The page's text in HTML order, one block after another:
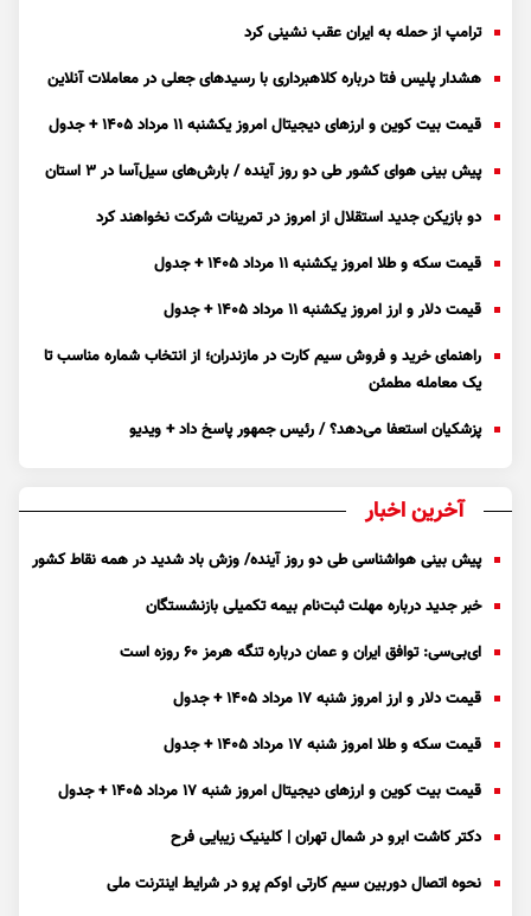
ترامپ از حمله به ایران عقب نشینی کرد
هشدار پلیس فتا درباره کلاهبرداری با رسید‌های جعلی در معاملات آنلاین
قیمت بیت کوین و ارز‌های دیجیتال امروز یکشنبه ۱۱ مرداد ۱۴۰۵ + جدول
پیش بینی هوای کشور طی دو روز آینده / بارش‌های سیل‌آسا در ۳ استان
دو بازیکن جدید استقلال از امروز در تمرینات شرکت نخواهند کرد
قیمت سکه و طلا امروز یکشنبه ۱۱ مرداد ۱۴۰۵ + جدول
قیمت دلار و ارز امروز یکشنبه ۱۱ مرداد ۱۴۰۵ + جدول
راهنمای خرید و فروش سیم کارت در مازندران؛ از انتخاب شماره مناسب تا
یک معامله مطمئن
پزشکیان استعفا می‌دهد؟ / رئیس جمهور پاسخ داد + ویدیو
آخرین اخبار
پیش بینی هواشناسی طی دو روز آینده/ وزش باد شدید در همه نقاط کشور
خبر جدید درباره مهلت ثبت‌نام بیمه تکمیلی بازنشستگان
ای‌بی‌سی: توافق ایران و عمان درباره تنگه هرمز ۶۰ روزه است
قیمت دلار و ارز امروز شنبه ۱۷ مرداد ۱۴۰۵ + جدول
قیمت سکه و طلا امروز شنبه ۱۷ مرداد ۱۴۰۵ + جدول
قیمت بیت کوین و ارز‌های دیجیتال امروز شنبه ۱۷ مرداد ۱۴۰۵ + جدول
دکتر کاشت ابرو در شمال تهران | کلینیک زیبایی فرح
نحوه اتصال دوربین سیم کارتی اوکم پرو در شرایط اینترنت ملی